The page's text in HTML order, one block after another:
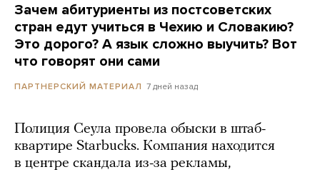
Зачем абитуриенты из постсоветских
стран едут учиться в Чехию и Словакию?
Это дорого? А язык сложно выучить? Вот
что говорят они сами
ПАРТНЕРСКИЙ МАТЕРИАЛ 7 дней назад
Полиция Сеула провела обыски в штаб-
квартире Starbucks. Компания находится
в центре скандала из-за рекламы,